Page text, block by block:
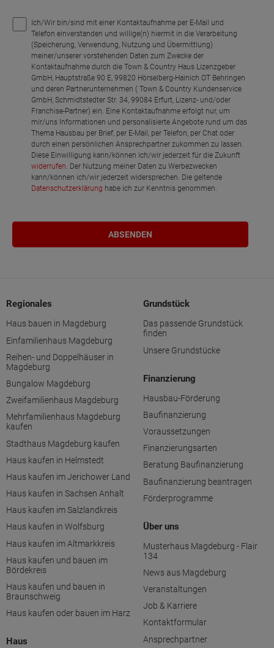
Ich/Wir bin/sind mit einer Kontaktaufnahme per E-Mail und
Telefon einverstanden und willige(n) hiermit in die Verarbeitung
(Speicherung, Verwendung, Nutzung und Übermittlung)
meiner/unserer vorstehenden Daten zum Zwecke der
Kontaktaufnahme durch die Town & Country Haus Lizenzgeber
GmbH, Hauptstraße 90 E, 99820 Hörselberg-Hainich OT Behringen
und deren Partnerunternehmen ( Town & Country Kundenservice
GmbH, Schmidtstedter Str. 34, 99084 Erfurt, Lizenz- und/oder
Franchise-Partner) ein. Eine Kontaktaufnahme erfolgt nur, um
mir/uns Informationen und personalisierte Angebote rund um das
Thema Hausbau per Brief, per E-Mail, per Telefon, per Chat oder
durch einen persönlichen Ansprechpartner zukommen zu lassen.
Diese Einwilligung kann/können ich/wir jederzeit für die Zukunft
widerrufen. Der Nutzung meiner Daten zu Werbezwecken
kann/können ich/wir jederzeit widersprechen. Die geltende
Datenschutzerklärung habe ich zur Kenntnis genommen.
Regionales
Haus bauen in Magdeburg
Einfamilienhaus Magdeburg
Reihen- und Doppelhäuser in
Magdeburg
Bungalow Magdeburg
Zweifamilienhaus Magdeburg
Mehrfamilienhaus Magdeburg
kaufen
Stadthaus Magdeburg kaufen
Haus kaufen in Helmstedt
Haus kaufen im Jerichower Land
Haus kaufen in Sachsen Anhalt
Haus kaufen im Salzlandkreis
Haus kaufen in Wolfsburg
Haus kaufen im Altmarkkreis
Haus kaufen und bauen im
Bördekreis
Haus kaufen und bauen in
Braunschweig
Haus kaufen oder bauen im Harz
Haus
Grundstück
Das passende Grundstück
finden
Unsere Grundstücke
Finanzierung
Hausbau-Förderung
Baufinanzierung
Voraussetzungen
Finanzierungsarten
Beratung Baufinanzierung
Baufinanzierung beantragen
Förderprogramme
Über uns
Musterhaus Magdeburg - Flair
134
News aus Magdeburg
Veranstaltungen
Job & Karriere
Kontaktformular
Ansprechpartner